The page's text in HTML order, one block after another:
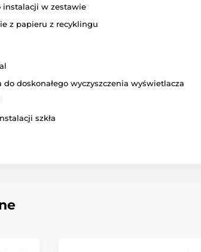
instalacji w zestawie
z papieru z recyklingu
doskonałego wyczyszczenia wyświetlacza
szkła